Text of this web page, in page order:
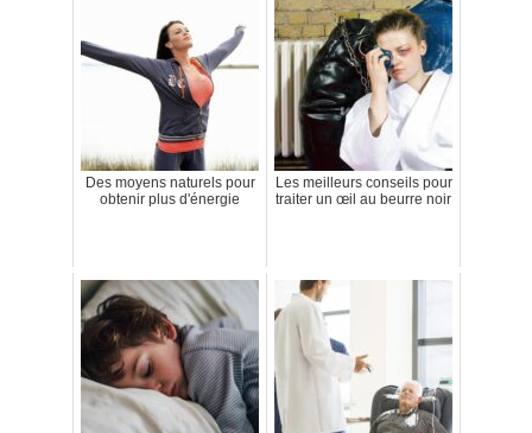
Des moyens naturels pour
obtenir plus d'énergie
Les meilleurs conseils pour
traiter un œil au beurre noir